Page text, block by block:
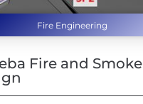
Fire Engineering
Fire and Smoke